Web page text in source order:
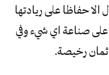
الا حفاظا على ريادتها
على صناعة اي شيء وفي
رخيصة.